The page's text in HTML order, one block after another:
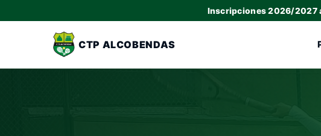
Inscripciones 2026/2027
CTP ALCOBENDAS